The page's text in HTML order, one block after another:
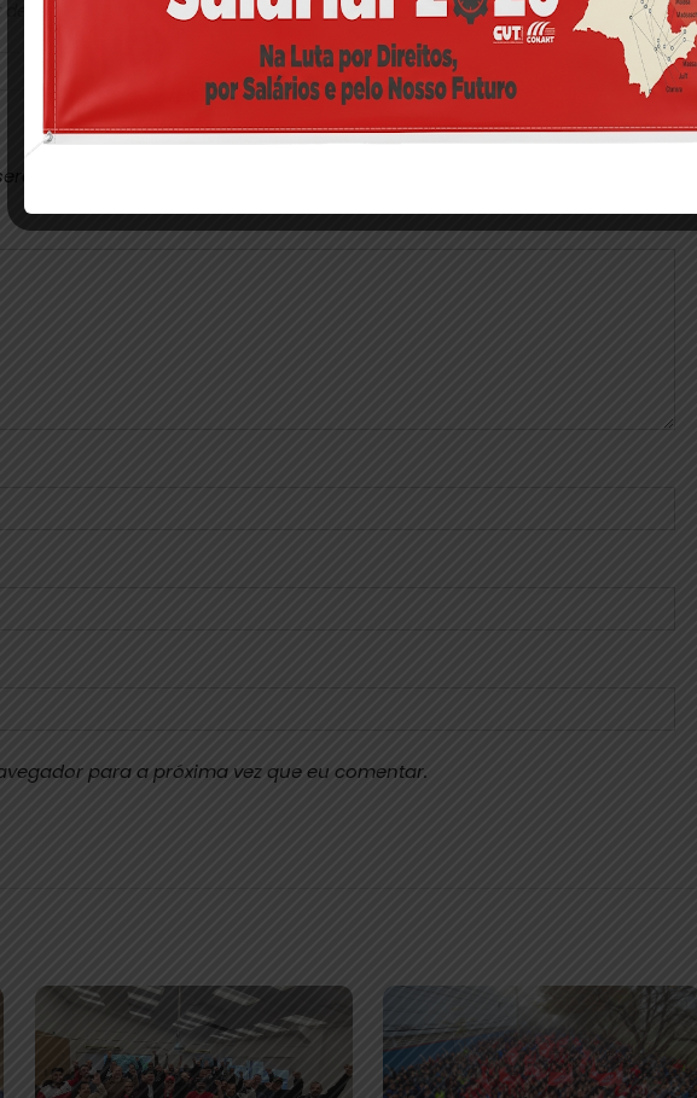
compra dos 9ª Plenária Estatutária da FEM-CUT/SP começa nesta
quarta (14)
publicado.
para a próxima vez que eu comentar.